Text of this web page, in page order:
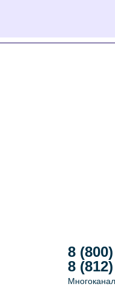
8
8